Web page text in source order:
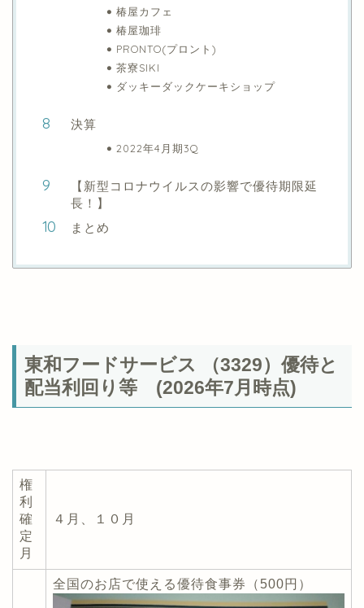
椿屋カフェ
椿屋珈琲
PRONTO(プロント)
茶寮SIKI
ダッキーダックケーキショップ
決算
2022年4月期3Q
【新型コロナウイルスの影響で優待期限延
長！】
まとめ
東和フードサービス （3329）優待と
配当利回り等 (2026年7月時点)
権
利
確
定
月
４月、１０月
全国のお店で使える優待食事券（500円）